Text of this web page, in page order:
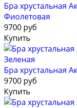
Бра хрустальная
Фиолетовая
9700 руб
Купить
Бра хрустальная
9700 руб
Купить